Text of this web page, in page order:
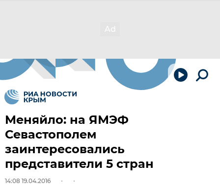
Меняйло: на ЯМЭФ
Севастополем
заинтересовались
представители 5 стран
14:08 19.04.2016